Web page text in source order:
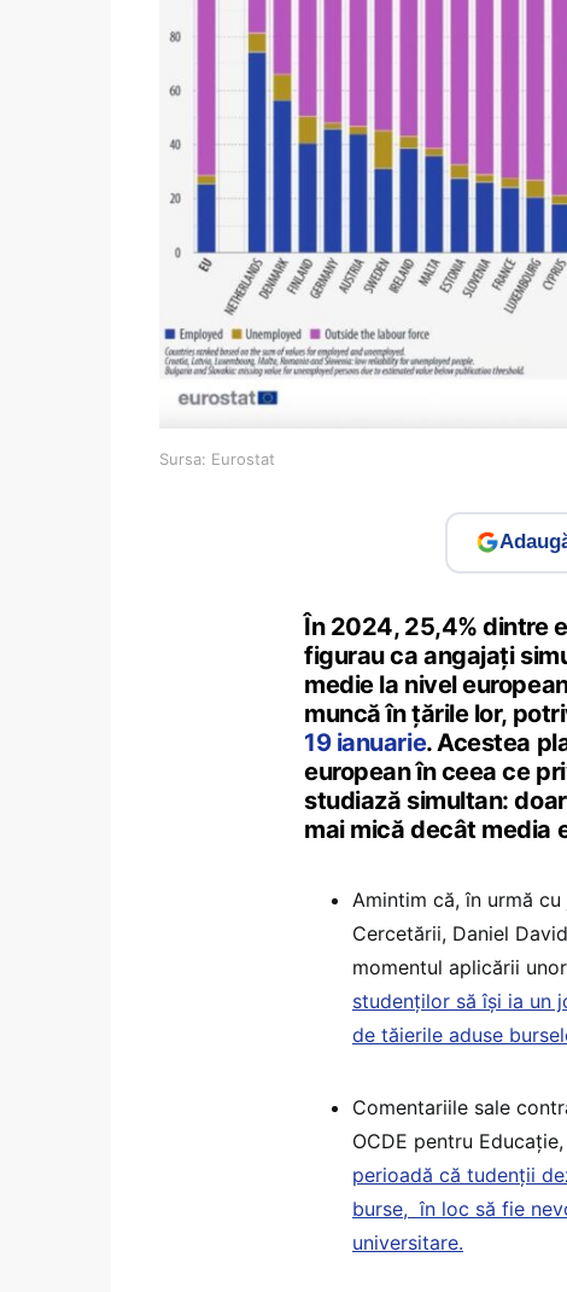
Sursa: Eurostat
În 2024, 25,4% dintre
figurau ca angajați
medie la nivel
muncă în țările lor,
19 ianuarie. Acestea
european în ceea ce
studiază simultan:
mai mică decât media
Amintim că, în urmă
Cercetării, Daniel
momentul aplicării
studenților să își ia un
de tăierile aduse
Comentariile sale
OCDE pentru
perioadă că tudenții
burse, în loc să fie
universitare.